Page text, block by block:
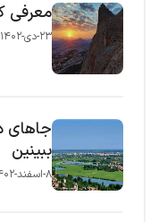
معرفی
۲۳-دی-۱۴۰۲
جاهای
ببینین
۸-اسفند-۱۴۰۲